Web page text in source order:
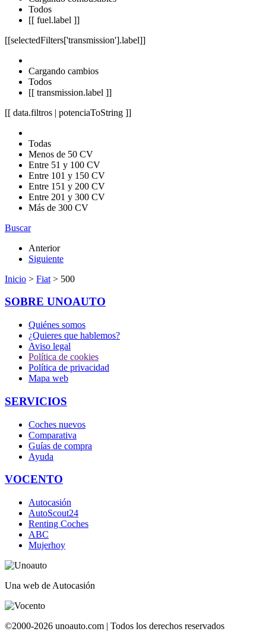
Todos
[[ fuel.label ]]
[[selectedFilters['transmission'].label]]
Cargando cambios
Todos
[[ transmission.label ]]
[[ data.filtros | potenciaToString ]]
Todas
Menos de 50 CV
Entre 51 y 100 CV
Entre 101 y 150 CV
Entre 151 y 200 CV
Entre 201 y 300 CV
Más de 300 CV
Buscar
Anterior
Siguiente
Inicio > Fiat > 500
SOBRE UNOAUTO
Quiénes somos
¿Quieres que hablemos?
Aviso legal
Política de cookies
Política de privacidad
Mapa web
SERVICIOS
Coches nuevos
Comparativa
Guías de compra
Ayuda
VOCENTO
Autocasión
AutoScout24
Renting Coches
ABC
Mujerhoy
Una web de Autocasión
©2000-2026 unoauto.com | Todos los derechos reservados